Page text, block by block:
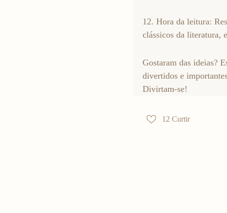
12. Hora da leitura:
clássicos da literatura,
Gostaram das ideias?
divertidos e
Divirtam-se!
12 Curtir